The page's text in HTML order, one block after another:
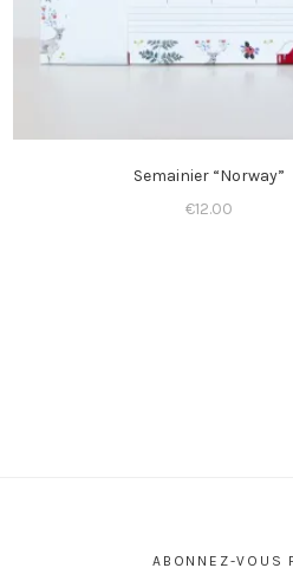
Semainier “Norway”
€12.00
ABONNEZ-VOUS